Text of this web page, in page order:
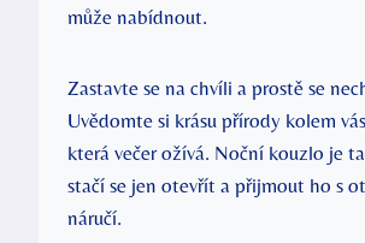
může nabídnout.
Zastavte se na chvíli a prostě se
Uvědomte si krásu přírody kolem
která večer ožívá. Noční kouzlo je
stačí se jen otevřít a přijmout ho s
náručí.